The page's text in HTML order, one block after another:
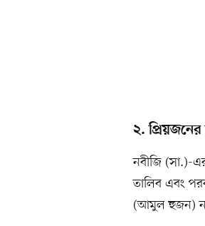
২. প্রিয়জনের
নবীজি (সা.)-
তালিব এবং
(আমুল হুজন)